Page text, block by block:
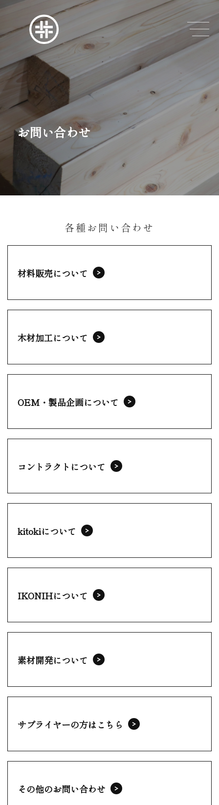
お問い合わせ
各種お問い合わせ
材料販売について
木材加工について
OEM・製品企画について
コントラクトについて
kitokiについて
IKONIHについて
素材開発について
サプライヤーの方はこちら
その他のお問い合わせ